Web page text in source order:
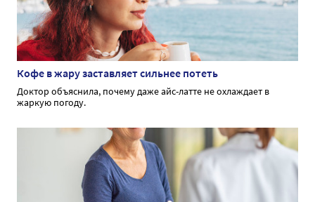
Кофе в жару заставляет сильнее потеть
Доктор объяснила, почему даже айс-латте не охлаждает в
жаркую погоду.